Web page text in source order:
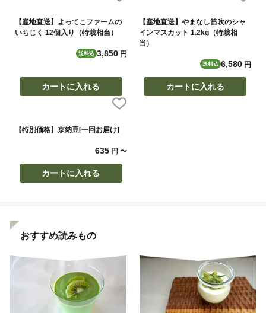
【産地直送】よってこファームの
いちじく 12個入り（特栽相当）
送料込 3,850円
カートに入れる
【産地直送】やまなし笛吹のシャ
インマスカット 1.2kg（特栽相
当）
送料込 6,580 円
カートに入れる
【特別価格】京納豆[一回お届け]
635円 〜
カートに入れる
おすすめ読みもの